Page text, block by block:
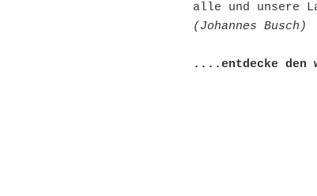
alle und unsere
(Johannes Busch)
....entdecke den